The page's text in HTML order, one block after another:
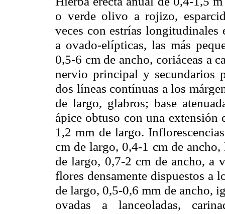
o verde olivo a rojizo,
veces con estrías longitudinales
a ovado-elípticas, las más
0,5-6 cm de ancho, coriáceas a
nervio principal y secundarios
dos líneas contínuas a los
de largo, glabros; base
ápice obtuso con una extensión
1,2 mm de largo.
cm de largo, 0,4-1 cm de
de largo, 0,7-2 cm de ancho, a
flores densamente dispuestos a
de largo, 0,5-0,6 mm de ancho,
ovadas a lanceoladas,